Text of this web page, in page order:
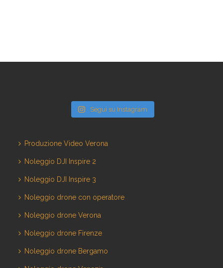
Segui su Instagram
Produzione Video Verona
Noleggio DJI Inspire 2
Noleggio DJI Inspire 3
Noleggio drone con operatore
Noleggio drone Verona
Noleggio drone Firenze
Noleggio drone Bergamo